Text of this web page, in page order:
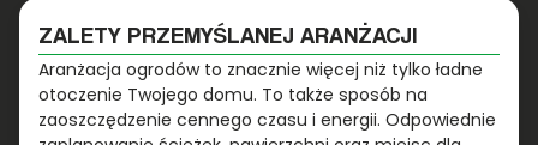
ZALETY PRZEMYŚLANEJ ARANŻACJI
Aranżacja ogrodów to znacznie więcej niż tylko ładne
otoczenie Twojego domu. To także sposób na
zaoszczędzenie cennego czasu i energii. Odpowiednie